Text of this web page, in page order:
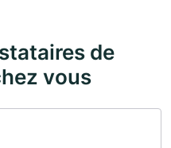
de
vous